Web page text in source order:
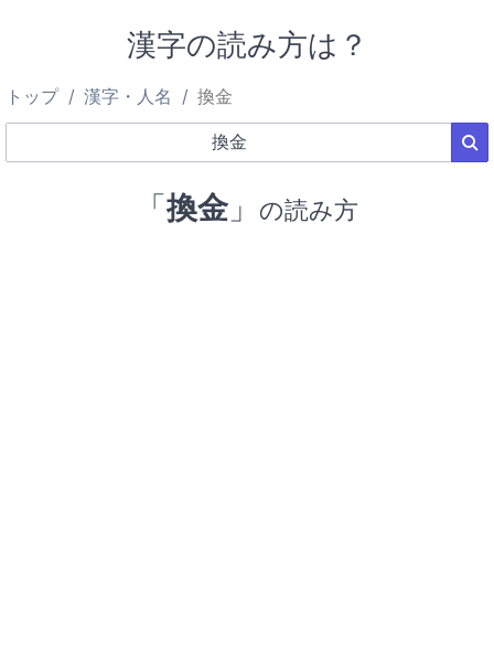
漢字の読み方は？
トップ 漢字・人名 換金
「換金」 の読み方